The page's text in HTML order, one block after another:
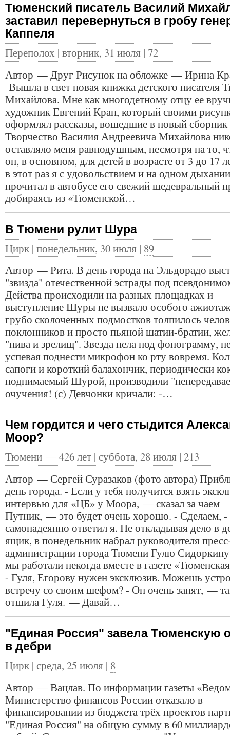
Тюменский писатель Василий
заставил перевернуться в гробу
Каппеля
Переполох | вторник, 31 июля | 72
Автор — Друг Рисунок на обложке — Ирина
Вышла в свет новая книжка детского писателя
Михайлова. Мне как многодетному отцу ее
художник Евгений Кран, который своими
оформлял рассказы, вошедшие в новый сборник
Творчество Василия Андреевича Михайлова
оставляло меня равнодушным, несмотря на то,
он, в основном, для детей в возрасте от 3 до 17
в этот раз я с удовольствием и на одном дыхании
прочитал в автобусе его свежий шедевральный
добираясь из «Тюменской…
В Тюмени рулит Шура
Цирк | понедельник, 30 июля | 89
Автор — Рита. В день города на Эльдорадо
"звизда" отечественной эстрады под
Действа происходили на разных площадках и
выступление Шуры не вызвало особого
грубо сколоченных подмостков толпилось
поклонников и просто пьяной шатии-братии,
"пива и зрелищ". Звезда пела под фонограмму,
успевая поднести микрофон ко рту вовремя.
сапоги и короткий балахончик, периодически
поднимаемый Шурой, производили
очучения! (с) Девчонки кричали: -…
Чем гордится и чего стыдится
Моор?
Тюмени — 426 лет | суббота, 28 июля | 213
Автор — Сергей Суразаков (фото автора)
день города. - Если у тебя получится взять
интервью для «ЦБ» у Моора, — сказал за чаем
Путник, — это будет очень хорошо. - Сделаем, -
самонадеянно ответил я. Не откладывая дело в
ящик, в понедельник набрал руководителя
администрации города Тюмени Гулю
мы работали некогда вместе в газете
- Гуля, Егорову нужен эксклюзив. Можешь
встречу со своим шефом? - Он очень занят, —
отшила Гуля. — Давай…
"Единая Россия" завела Тюменскую
в дебри
Цирк | среда, 25 июля | 8
Автор — Вацлав. По информации газеты
Министерство финансов России отказало в
финансировании из бюджета трёх проектов
"Единая Россия" на общую сумму в 60